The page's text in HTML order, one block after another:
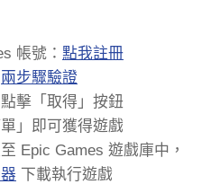
帳號： 點我註冊
兩步驟驗證
擊「取得」按鈕
」即可獲得遊戲
Epic Games 遊戲庫中，
下載執行遊戲